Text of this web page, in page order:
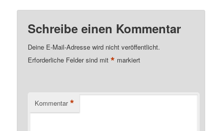
Schreibe einen Kommentar
Deine E-Mail-Adresse wird nicht veröffentlicht.
Erforderliche Felder sind mit* markiert
Kommentar *